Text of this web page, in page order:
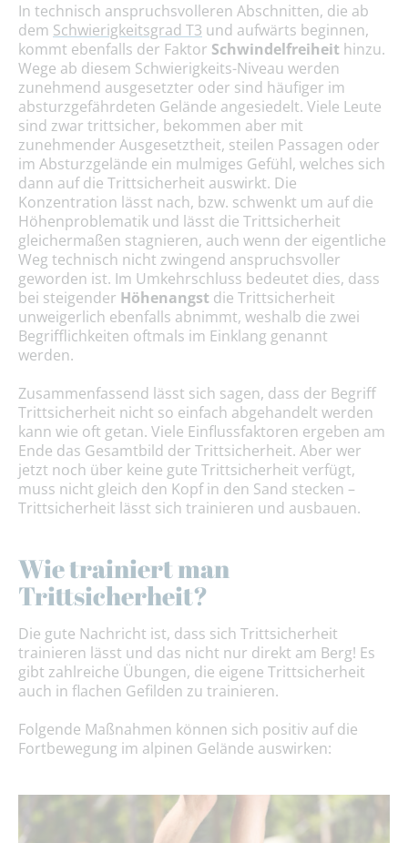
In technisch anspruchsvolleren Abschnitten, die ab
dem Schwierigkeitsgrad T3 und aufwärts beginnen,
kommt ebenfalls der Faktor Schwindelfreiheit hinzu.
Wege ab diesem Schwierigkeits-Niveau werden
zunehmend ausgesetzter oder sind häufiger im
absturzgefährdeten Gelände angesiedelt. Viele Leute
sind zwar trittsicher, bekommen aber mit
zunehmender Ausgesetztheit, steilen Passagen oder
im Absturzgelände ein mulmiges Gefühl, welches sich
dann auf die Trittsicherheit auswirkt. Die
Konzentration lässt nach, bzw. schwenkt um auf die
Höhenproblematik und lässt die Trittsicherheit
gleichermaßen stagnieren, auch wenn der eigentliche
Weg technisch nicht zwingend anspruchsvoller
geworden ist. Im Umkehrschluss bedeutet dies, dass
bei steigender Höhenangst die Trittsicherheit
unweigerlich ebenfalls abnimmt, weshalb die zwei
Begrifflichkeiten oftmals im Einklang genannt
werden.
Zusammenfassend lässt sich sagen, dass der Begriff
Trittsicherheit nicht so einfach abgehandelt werden
kann wie oft getan. Viele Einflussfaktoren ergeben am
Ende das Gesamtbild der Trittsicherheit. Aber wer
jetzt noch über keine gute Trittsicherheit verfügt,
muss nicht gleich den Kopf in den Sand stecken –
Trittsicherheit lässt sich trainieren und ausbauen.
Wie trainiert man
Trittsicherheit?
Die gute Nachricht ist, dass sich Trittsicherheit
trainieren lässt und das nicht nur direkt am Berg! Es
gibt zahlreiche Übungen, die eigene Trittsicherheit
auch in flachen Gefilden zu trainieren.
Folgende Maßnahmen können sich positiv auf die
Fortbewegung im alpinen Gelände auswirken: